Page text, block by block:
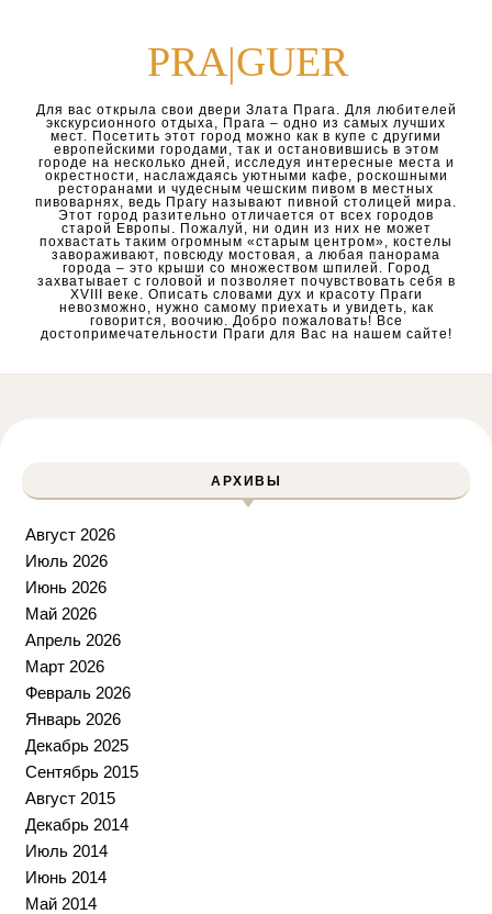
PRA|GUER
Для вас открыла свои двери Злата Прага. Для любителей
экскурсионного отдыха, Прага – одно из самых лучших
мест. Посетить этот город можно как в купе с другими
европейскими городами, так и остановившись в этом
городе на несколько дней, исследуя интересные места и
окрестности, наслаждаясь уютными кафе, роскошными
ресторанами и чудесным чешским пивом в местных
пивоварнях, ведь Прагу называют пивной столицей мира.
Этот город разительно отличается от всех городов
старой Европы. Пожалуй, ни один из них не может
похвастать таким огромным «старым центром», костелы
завораживают, повсюду мостовая, а любая панорама
города – это крыши со множеством шпилей. Город
захватывает с головой и позволяет почувствовать себя в
XVIII веке. Описать словами дух и красоту Праги
невозможно, нужно самому приехать и увидеть, как
говорится, воочию. Добро пожаловать! Все
достопримечательности Праги для Вас на нашем сайте!
АРХИВЫ
Август 2026
Июль 2026
Июнь 2026
Май 2026
Апрель 2026
Март 2026
Февраль 2026
Январь 2026
Декабрь 2025
Сентябрь 2015
Август 2015
Декабрь 2014
Июль 2014
Июнь 2014
Май 2014